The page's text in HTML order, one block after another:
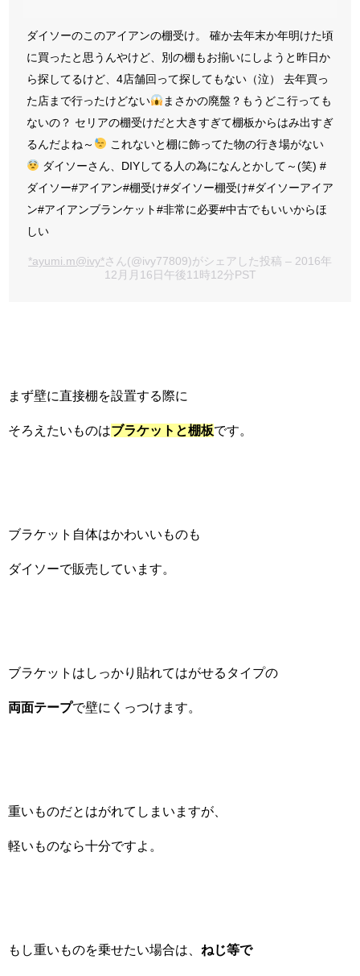
ダイソーのこのアイアンの棚受け。 確か去年末か年明けた頃
に買ったと思うんやけど、別の棚もお揃いにしようと昨日か
ら探してるけど、4店舗回って探してもない（泣） 去年買っ
た店まで行ったけどない
まさかの廃盤？もうどこ行っても
ないの？ セリアの棚受けだと大きすぎて棚板からはみ出すぎ
るんだよね～
これないと棚に飾ってた物の行き場がない
ダイソーさん、DIYしてる人の為になんとかして～(笑) #
ダイソー#アイアン#棚受け#ダイソー棚受け#ダイソーアイア
ン#アイアンブランケット#非常に必要#中古でもいいからほ
しい
*ayumi.m@ivy*さん(@ivy77809)がシェアした投稿 – 2016年
12月月16日午後11時12分PST
まず壁に直接棚を設置する際に
そろえたいものはブラケットと棚板です。
ブラケット自体はかわいいものも
ダイソーで販売しています。
ブラケットはしっかり貼れてはがせるタイプの
両面テープで壁にくっつけます。
重いものだとはがれてしまいますが、
軽いものなら十分ですよ。
もし重いものを乗せたい場合は、 ねじ等で